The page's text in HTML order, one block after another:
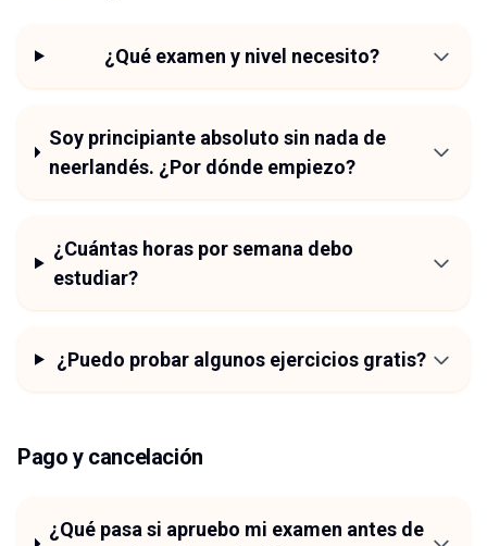
¿Qué examen y nivel necesito?
Soy principiante absoluto sin nada de
neerlandés. ¿Por dónde empiezo?
¿Cuántas horas por semana debo
estudiar?
¿Puedo probar algunos ejercicios gratis?
Pago y cancelación
¿Qué pasa si apruebo mi examen antes de